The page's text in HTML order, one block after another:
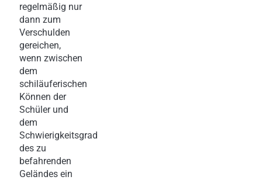
regelmäßig nur
dann zum
Verschulden
gereichen,
wenn zwischen
dem
schiläuferischen
Können der
Schüler und
dem
Schwierigkeitsgrad
des zu
befahrenden
Geländes ein